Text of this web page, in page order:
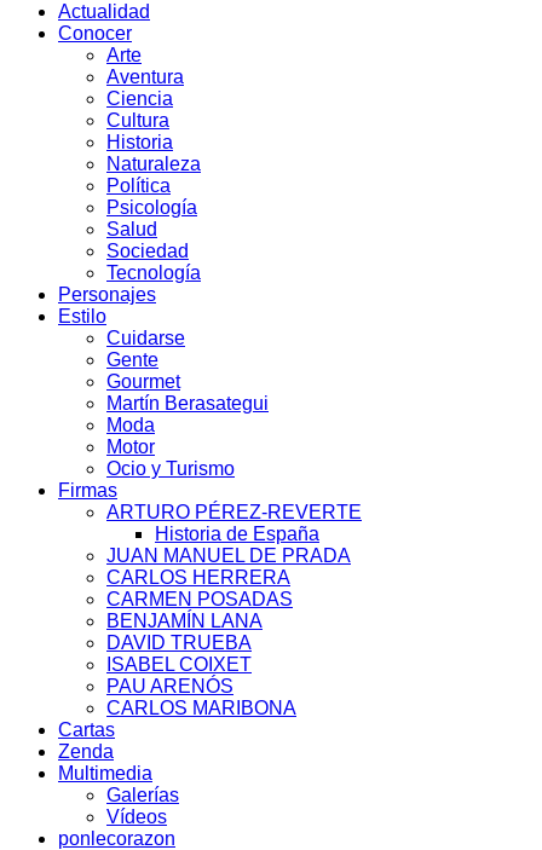
Actualidad
Conocer
Arte
Aventura
Ciencia
Cultura
Historia
Naturaleza
Política
Psicología
Salud
Sociedad
Tecnología
Personajes
Estilo
Cuidarse
Gente
Gourmet
Martín Berasategui
Moda
Motor
Ocio y Turismo
Firmas
ARTURO PÉREZ-REVERTE
Historia de España
JUAN MANUEL DE PRADA
CARLOS HERRERA
CARMEN POSADAS
BENJAMÍN LANA
DAVID TRUEBA
ISABEL COIXET
PAU ARENÓS
CARLOS MARIBONA
Cartas
Zenda
Multimedia
Galerías
Vídeos
ponlecorazon